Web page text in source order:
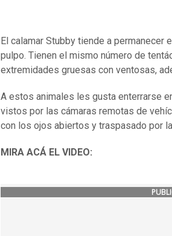
El calamar Stubby tiende a
pulpo. Tienen el mismo número de
extremidades gruesas con ventosas,
A estos animales les gusta enterrarse
vistos por las cámaras remotas de
con los ojos abiertos y traspasado por
MIRA ACÁ EL VIDEO: